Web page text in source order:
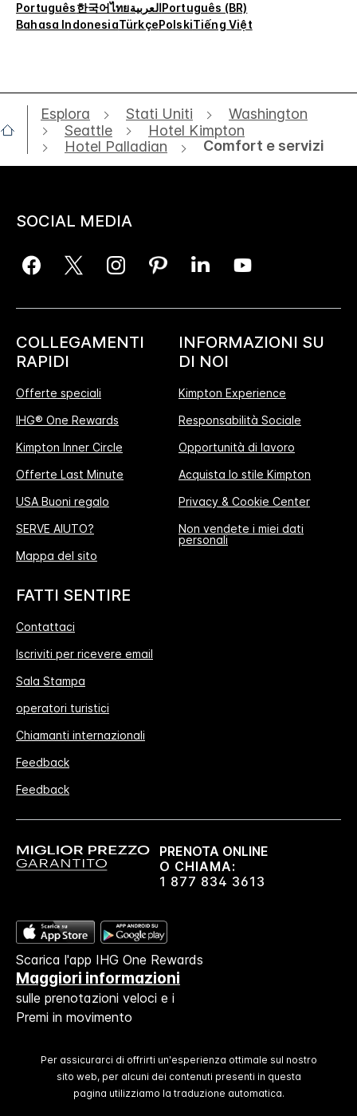
Português한국어ไทยالعربيةPortuguês (BR)
Bahasa IndonesiaTürkçePolskiTiếng Việt
Esplora Stati Uniti
Washington
Seattle
Hotel Kimpton
Hotel Palladian
Comfort e servizi
SOCIAL MEDIA
COLLEGAMENTI
RAPIDI
Offerte speciali
IHG® One Rewards
Kimpton Inner Circle
Offerte Last Minute
USA Buoni regalo
SERVE AIUTO?
Mappa del sito
INFORMAZIONI SU
DI NOI
Kimpton Experience
Responsabilità Sociale
Opportunità di lavoro
Acquista lo stile Kimpton
Privacy & Cookie Center
Non vendete i miei dati
personali
FATTI SENTIRE
Contattaci
Iscriviti per ricevere email
Sala Stampa
operatori turistici
Chiamanti internazionali
Feedback
Feedback
PRENOTA ONLINE
O CHIAMA:
1 877 834 3613
Scarica l'app IHG One Rewards
Maggiori informazioni
sulle prenotazioni veloci e i
Premi in movimento
Per assicurarci di offrirti un'esperienza ottimale sul nostro
sito web, per alcuni dei contenuti presenti in questa
pagina utilizziamo la traduzione automatica.